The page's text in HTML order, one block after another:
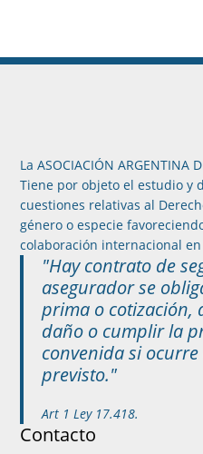
La ASOCIACIÓN ARGENTINA
Tiene por objeto el estudio y
cuestiones relativas al
género o especie
colaboración internacional
"Hay contrato de
asegurador se
prima o cotización,
daño o cumplir la
convenida si ocurre
previsto."
Art 1 Ley 17.418.
Contacto